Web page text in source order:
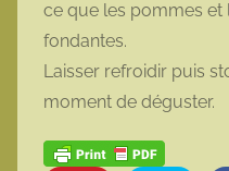
ce que les pommes et
fondantes.
Laisser refroidir puis
moment de déguster.